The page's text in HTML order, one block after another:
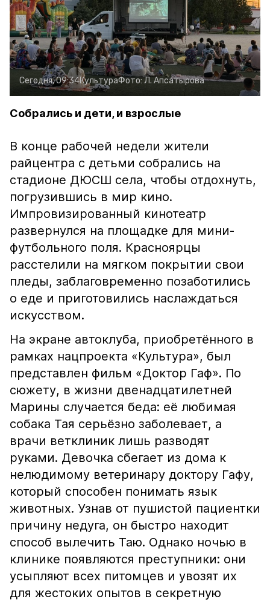
Сегодня, 09:34КультураФото:Л. Апсатырова
Собрались и дети, и взрослые
В конце рабочей недели жители
райцентра с детьми собрались на
стадионе ДЮСШ села, чтобы отдохнуть,
погрузившись в мир кино.
Импровизированный кинотеатр
развернулся на площадке для мини-
футбольного поля. Красноярцы
расстелили на мягком покрытии свои
пледы, заблаговременно позаботились
о еде и приготовились наслаждаться
искусством.
На экране автоклуба, приобретённого в
рамках нацпроекта «Культура», был
представлен фильм «Доктор Гаф». По
сюжету, в жизни двенадцатилетней
Марины случается беда: её любимая
собака Тая серьёзно заболевает, а
врачи ветклиник лишь разводят
руками. Девочка сбегает из дома к
нелюдимому ветеринару доктору Гафу,
который способен понимать язык
животных. Узнав от пушистой пациентки
причину недуга, он быстро находит
способ вылечить Таю. Однако ночью в
клинике появляются преступники: они
усыпляют всех питомцев и увозят их
для жестоких опытов в секретную